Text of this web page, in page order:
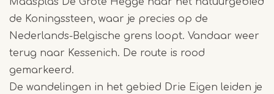
de Koningssteen, waar je precies op de
Nederlands-Belgische grens loopt. Vandaar weer
terug naar Kessenich. De route is rood
gemarkeerd.
De wandelingen in het gebied Drie Eigen leiden je